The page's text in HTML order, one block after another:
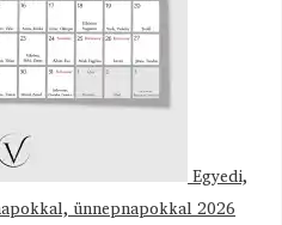
Egyedi,
ünnepnapokkal 2026